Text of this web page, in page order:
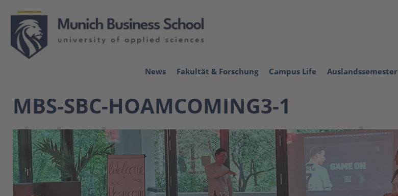
News Fakultät & Forschung Campus Life Auslandssemester
MBS-SBC-HOAMCOMING3-1